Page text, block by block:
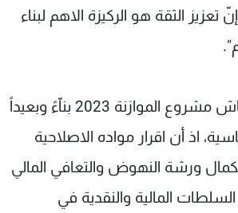
تعزيز الثقة هو الركيزة الاهم لبناء
وأمل أن "يكون نقاش مشروع الموازنة 2023 بناّءً وبعيداً
اذ أن اقرار مواده الاصلاحية
ورشة النهوض والتعافي المالي
المالية والنقدية في